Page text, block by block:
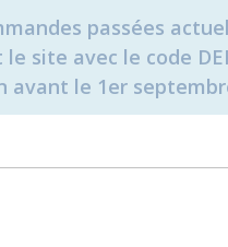
passées
avec le code
avant le 1er